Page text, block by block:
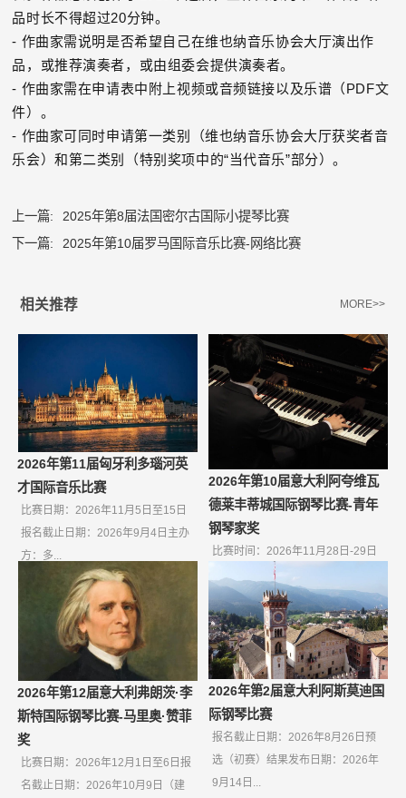
品时长不得超过20分钟。
- 作曲家需说明是否希望自己在维也纳音乐协会大厅演出作
品，或推荐演奏者，或由组委会提供演奏者。
- 作曲家需在申请表中附上视频或音频链接以及乐谱（PDF文
件）。
- 作曲家可同时申请第一类别（维也纳音乐协会大厅获奖者音
乐会）和第二类别（特别奖项中的“当代音乐”部分）。
上一篇:
2025年第8届法国密尔古国际小提琴比赛
下一篇:
2025年第10届罗马国际音乐比赛-网络比赛
相关推荐 MORE>>
2026年第11届匈牙利多瑙河英
才国际音乐比赛
比赛日期：2026年11月5日至15日
报名截止日期：2026年9月4日主办
方：多...
2026年第10届意大利阿夸维瓦
德莱丰蒂城国际钢琴比赛-青年
钢琴家奖
比赛时间：2026年11月28日-29日
报名截止日期：2026年10月9日如
果无...
2026年第12届意大利弗朗茨·李
斯特国际钢琴比赛-马里奥·赞菲
奖
比赛日期：2026年12月1日至6日报
名截止日期：2026年10月9日（建
2026年第2届意大利阿斯莫迪国
际钢琴比赛
报名截止日期：2026年8月26日预
选（初赛）结果发布日期：2026年
9月14日...